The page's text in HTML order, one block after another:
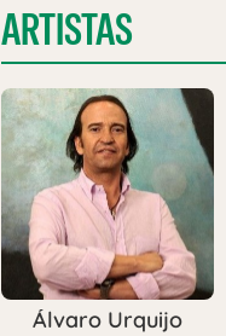
ARTISTAS
Álvaro Urquijo